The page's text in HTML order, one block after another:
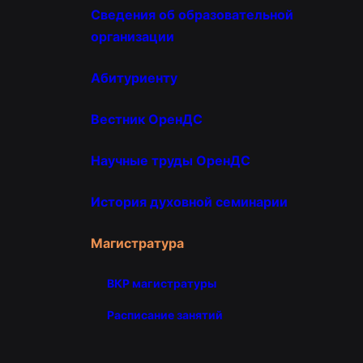
Сведения об образовательной
организации
Абитуриенту
Вестник ОренДС
Научные труды ОренДС
История духовной семинарии
Магистратура
ВКР магистратуры
Расписание занятий